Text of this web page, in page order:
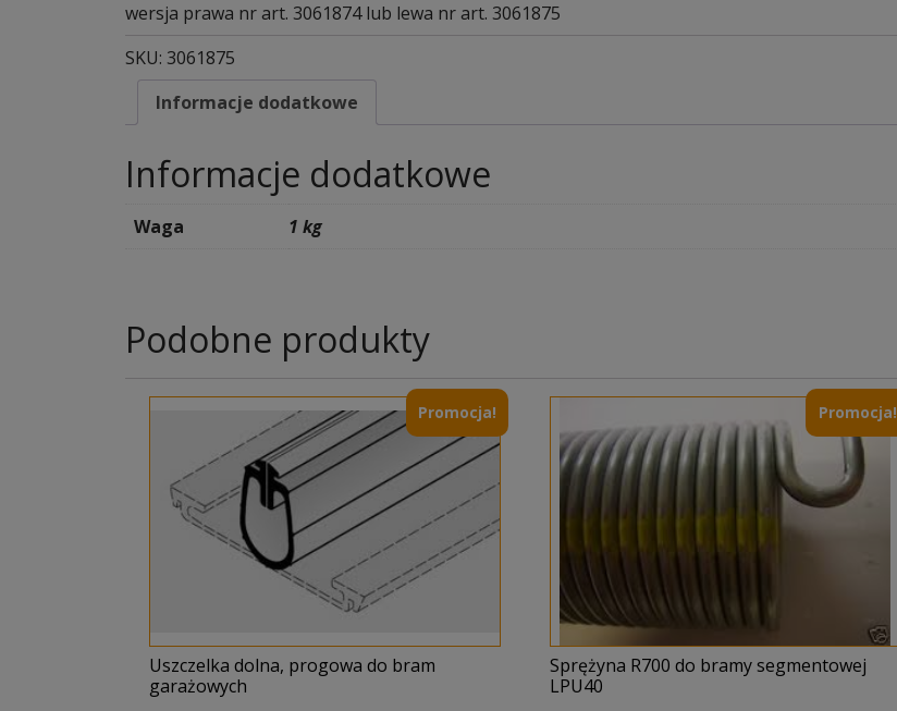
LPU40,
wersja prawa nr art. 3061874 lub lewa nr art. 3061875
SKU: 3061875
Informacje dodatkowe
Informacje dodatkowe
Waga 1 kg
Podobne produkty
Promocja!
Uszczelka dolna, progowa do bram
garażowych
Promocja!
Sprężyna R700 do bramy segmentowej
LPU40